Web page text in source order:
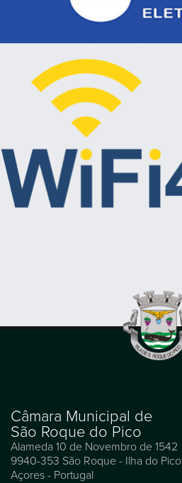
Câmara Municipal de
São Roque do Pico
Alameda 10 de Novembro de 1542
9940-353 São Roque - Ilha do Pico
Açores - Portugal